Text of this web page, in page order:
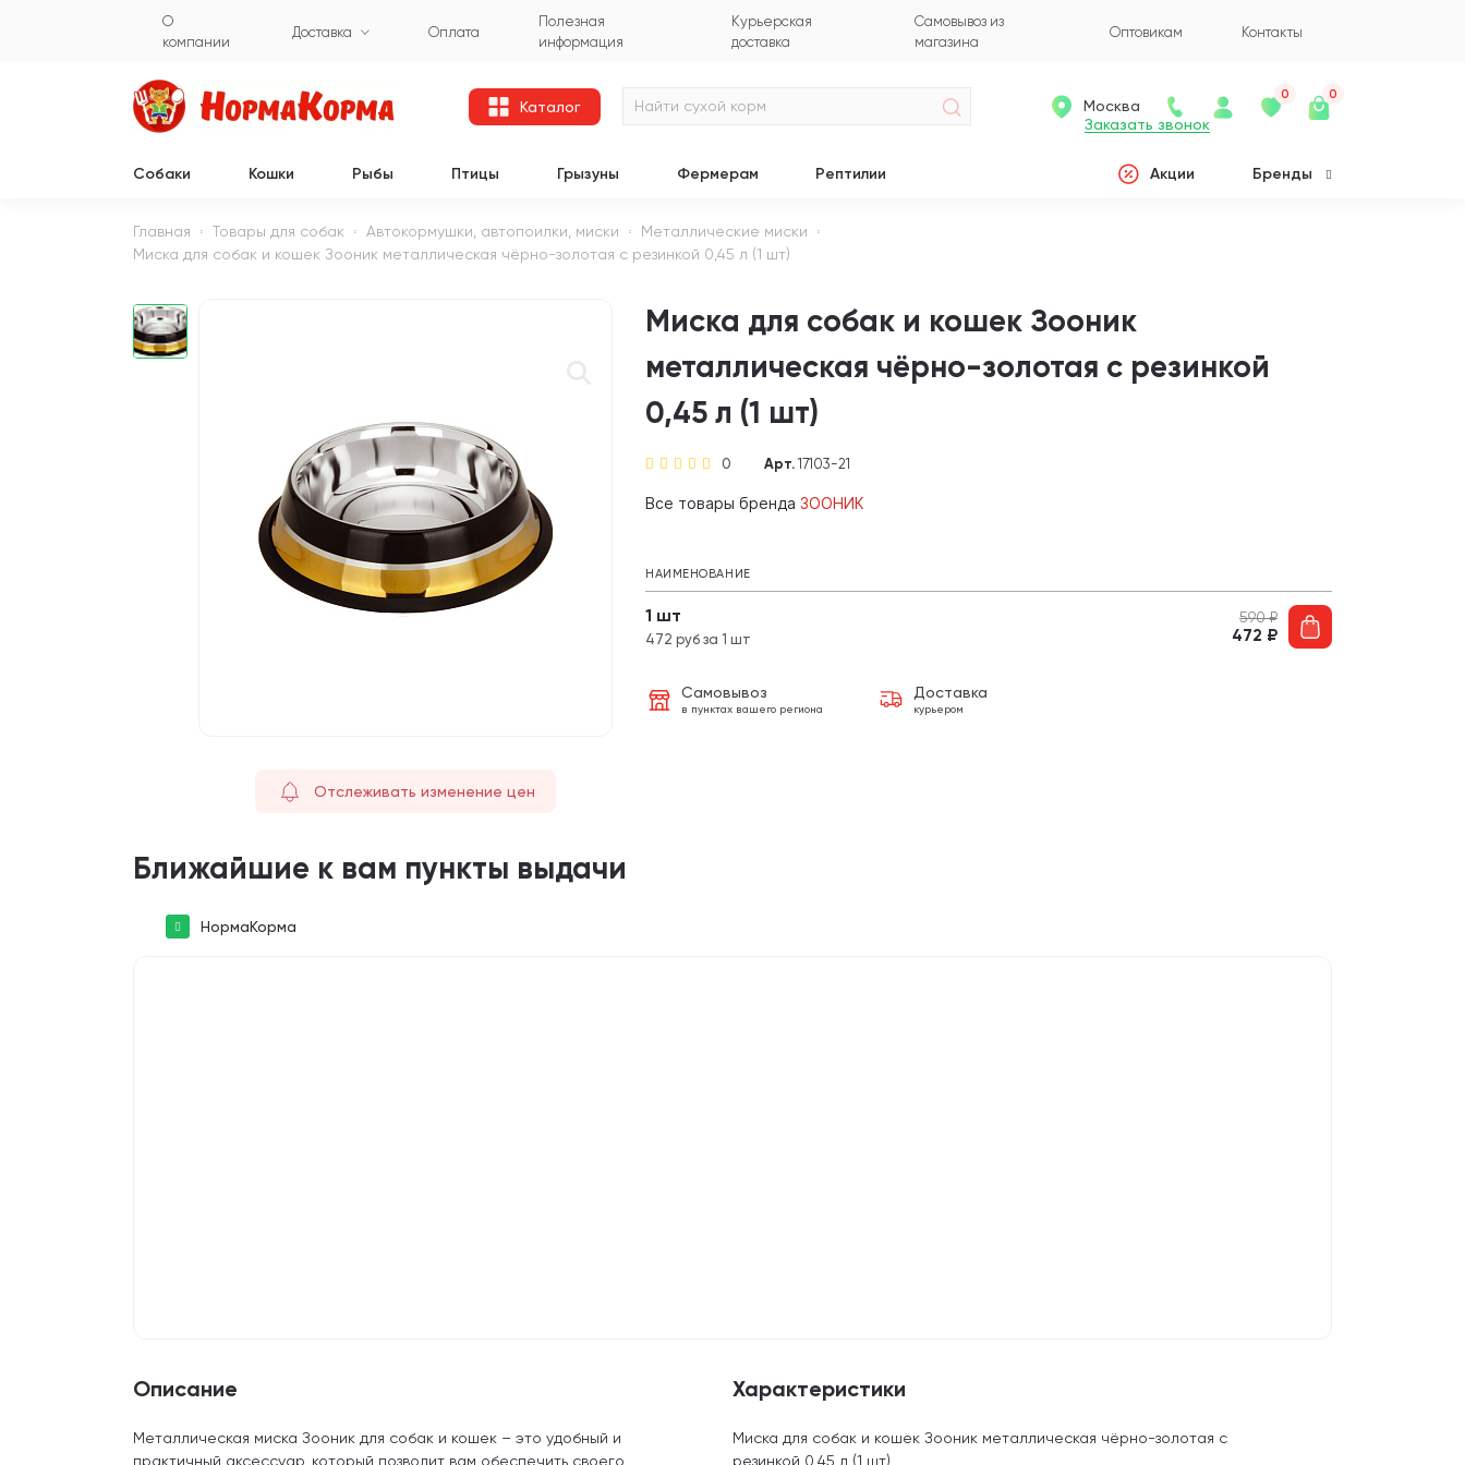
О
компании
Доставка Оплата
Полезная
информация
Курьерская
доставка
Самовывоз из
магазина
Оптовикам Контакты
Каталог
Заказать звонок
Москва
0 0
Собаки Кошки Рыбы Птицы Грызуны Фермерам Рептилии Акции Бренды
Главная Товары для собак Автокормушки, автопоилки, миски
Металлические миски
Миска для собак и кошек Зооник металлическая чёрно-золотая с резинкой 0,45 л (1 шт)
Отслеживать изменение цен
Миска для собак и кошек Зооник
металлическая чёрно-золотая с резинкой
0,45 л (1 шт)
0 Арт. 17103-21
Все товары бренда ЗООНИК
НАИМЕНОВАНИЕ
1 шт
472 руб за 1 шт
590₽
472 ₽
Самовывоз
в пунктах вашего региона
Доставка
курьером
Ближайшие к вам пункты выдачи
НормаКорма
Описание
Металлическая миска Зооник для собак и кошек – это удобный и
практичный аксессуар, который позволит вам обеспечить своего
Характеристики
Миска для собак и кошек Зооник металлическая чёрно-золотая с
резинкой 0,45 л (1 шт)